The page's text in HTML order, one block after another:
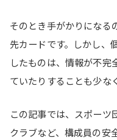
そのとき手がかりになる
先カードです。しかし、
したものは、情報が不完
ていたりすることも少な
この記事では、スポーツ
クラブなど、構成員の安